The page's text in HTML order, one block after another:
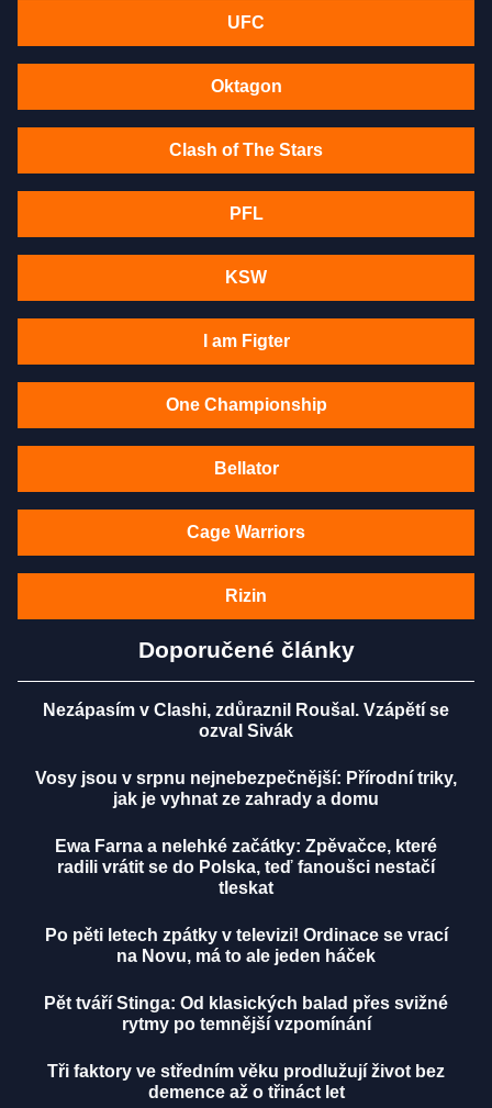
UFC
Oktagon
Clash of The Stars
PFL
KSW
I am Figter
One Championship
Bellator
Cage Warriors
Rizin
Doporučené články
Nezápasím v Clashi, zdůraznil Roušal. Vzápětí se
ozval Sivák
Vosy jsou v srpnu nejnebezpečnější: Přírodní triky,
jak je vyhnat ze zahrady a domu
Ewa Farna a nelehké začátky: Zpěvačce, které
radili vrátit se do Polska, teď fanoušci nestačí
tleskat
Po pěti letech zpátky v televizi! Ordinace se vrací
na Novu, má to ale jeden háček
Pět tváří Stinga: Od klasických balad přes svižné
rytmy po temnější vzpomínání
Tři faktory ve středním věku prodlužují život bez
demence až o třináct let